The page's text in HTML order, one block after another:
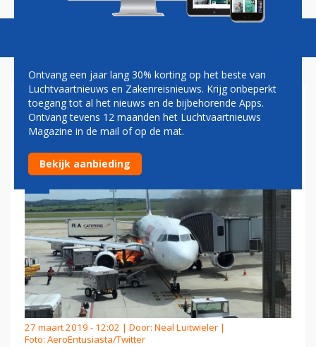
LATAM AIRBUS A320 LOOPT
BRANDSCHADE OP
27 maart 2019 - 12:02 | Door: Neal Luitwieler |
Foto: AeroEntusiasta/Twitter
Ontvang een jaar lang 30% korting op het beste van
Luchtvaartnieuws en Zakenreisnieuws. Krijg onbeperkt
toegang tot al het nieuws en de bijbehorende Apps.
Ontvang tevens 12 maanden het Luchtvaartnieuws
Magazine in de mail of op de mat.
Bekijk aanbieding